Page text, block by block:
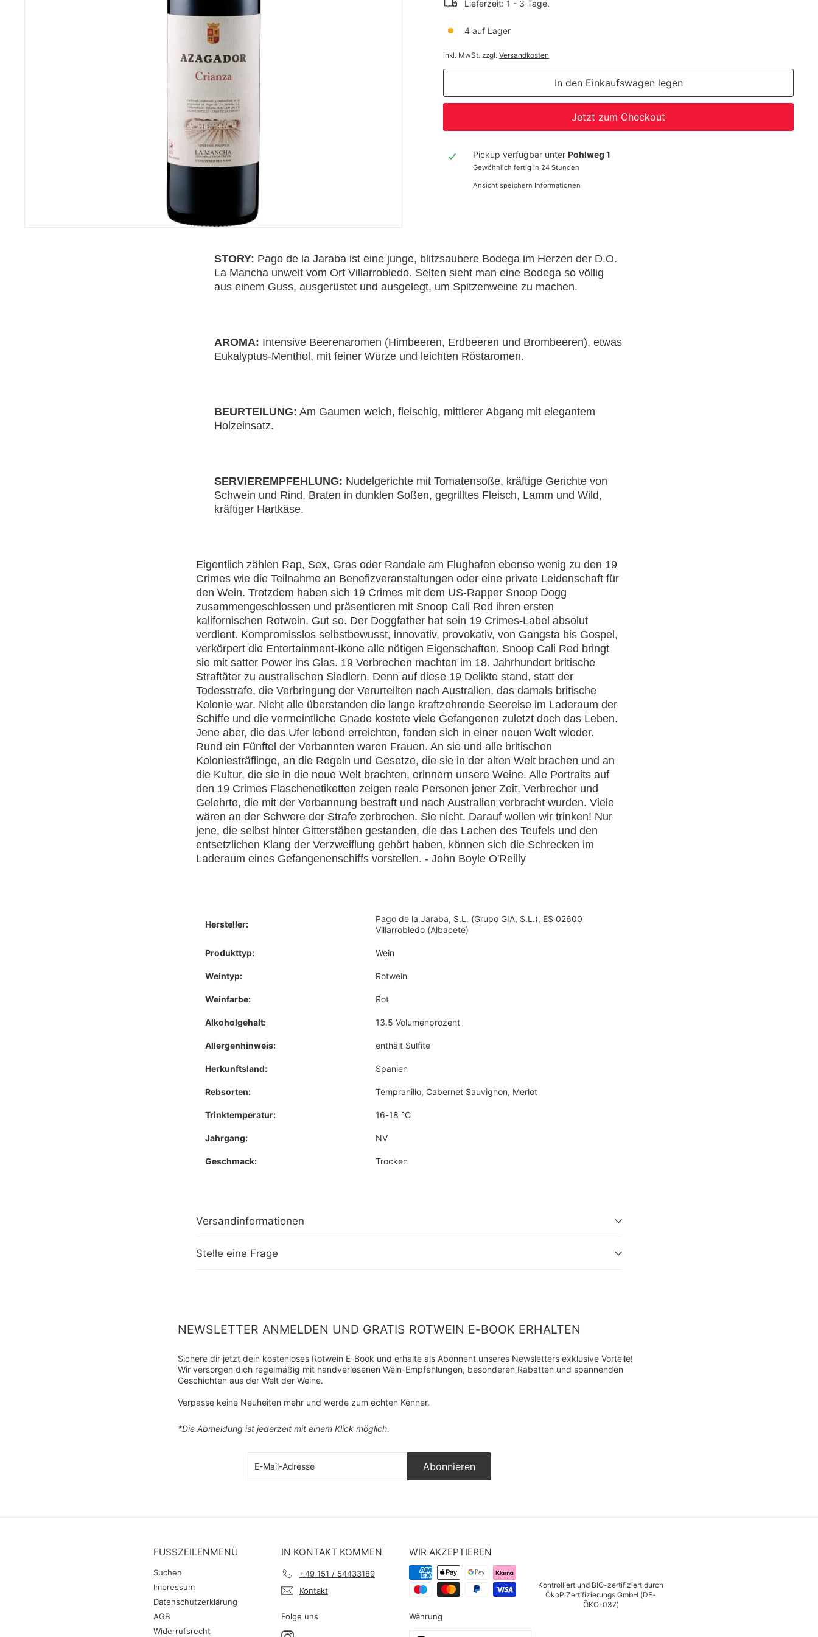
Lieferzeit: 1 - 3 Tage.
4 auf Lager
inkl. MwSt. zzgl. Versandkosten
In den Einkaufswagen legen
Jetzt zum Checkout
Pickup verfügbar unter Pohlweg 1
Gewöhnlich fertig in 24 Stunden
Ansicht speichern Informationen
STORY: Pago de la Jaraba ist eine junge, blitzsaubere Bodega im Herzen der D.O.
La Mancha unweit vom Ort Villarrobledo. Selten sieht man eine Bodega so völlig
aus einem Guss, ausgerüstet und ausgelegt, um Spitzenweine zu machen.
AROMA: Intensive Beerenaromen (Himbeeren, Erdbeeren und Brombeeren), etwas
Eukalyptus-Menthol, mit feiner Würze und leichten Röstaromen.
BEURTEILUNG: Am Gaumen weich, fleischig, mittlerer Abgang mit elegantem
Holzeinsatz.
SERVIEREMPFEHLUNG: Nudelgerichte mit Tomatensoße, kräftige Gerichte von
Schwein und Rind, Braten in dunklen Soßen, gegrilltes Fleisch, Lamm und Wild,
kräftiger Hartkäse.
Eigentlich zählen Rap, Sex, Gras oder Randale am Flughafen ebenso wenig zu den 19
Crimes wie die Teilnahme an Benefizveranstaltungen oder eine private Leidenschaft für
den Wein. Trotzdem haben sich 19 Crimes mit dem US-Rapper Snoop Dogg
zusammengeschlossen und präsentieren mit Snoop Cali Red ihren ersten
kalifornischen Rotwein. Gut so. Der Doggfather hat sein 19 Crimes-Label absolut
verdient. Kompromisslos selbstbewusst, innovativ, provokativ, von Gangsta bis Gospel,
verkörpert die Entertainment-Ikone alle nötigen Eigenschaften. Snoop Cali Red bringt
sie mit satter Power ins Glas. 19 Verbrechen machten im 18. Jahrhundert britische
Straftäter zu australischen Siedlern. Denn auf diese 19 Delikte stand, statt der
Todesstrafe, die Verbringung der Verurteilten nach Australien, das damals britische
Kolonie war. Nicht alle überstanden die lange kraftzehrende Seereise im Laderaum der
Schiffe und die vermeintliche Gnade kostete viele Gefangenen zuletzt doch das Leben.
Jene aber, die das Ufer lebend erreichten, fanden sich in einer neuen Welt wieder.
Rund ein Fünftel der Verbannten waren Frauen. An sie und alle britischen
Koloniesträflinge, an die Regeln und Gesetze, die sie in der alten Welt brachen und an
die Kultur, die sie in die neue Welt brachten, erinnern unsere Weine. Alle Portraits auf
den 19 Crimes Flaschenetiketten zeigen reale Personen jener Zeit, Verbrecher und
Gelehrte, die mit der Verbannung bestraft und nach Australien verbracht wurden. Viele
wären an der Schwere der Strafe zerbrochen. Sie nicht. Darauf wollen wir trinken! Nur
jene, die selbst hinter Gitterstäben gestanden, die das Lachen des Teufels und den
entsetzlichen Klang der Verzweiflung gehört haben, können sich die Schrecken im
Laderaum eines Gefangenenschiffs vorstellen. - John Boyle O'Reilly
Hersteller:
Pago de la Jaraba, S.L. (Grupo GIA, S.L.), ES 02600
Villarrobledo (Albacete)
Produkttyp: Wein
Weintyp: Rotwein
Weinfarbe: Rot
Alkoholgehalt: 13.5 Volumenprozent
Allergenhinweis: enthält Sulfite
Herkunftsland: Spanien
Rebsorten: Tempranillo, Cabernet Sauvignon, Merlot
Trinktemperatur: 16-18 °C
Jahrgang: NV
Geschmack: Trocken
Versandinformationen
Stelle eine Frage
NEWSLETTER ANMELDEN UND GRATIS ROTWEIN E-BOOK ERHALTEN
Sichere dir jetzt dein kostenloses Rotwein E-Book und erhalte als Abonnent unseres Newsletters exklusive Vorteile!
Wir versorgen dich regelmäßig mit handverlesenen Wein-Empfehlungen, besonderen Rabatten und spannenden
Geschichten aus der Welt der Weine.
Verpasse keine Neuheiten mehr und werde zum echten Kenner.
*Die Abmeldung ist jederzeit mit einem Klick möglich.
Mail-
Abonnieren
FUSSZEILENMENÜ
Suchen
Impressum
Datenschutzerklärung
AGB
Widerrufsrecht
IN KONTAKT KOMMEN
+49 151 / 54433189
Kontakt
Folge uns
Instagram
WIR AKZEPTIEREN
Währung
Kontrolliert und BIO-zertifiziert durch
ÖkoP Zertifizierungs GmbH (DE-
ÖKO-037)